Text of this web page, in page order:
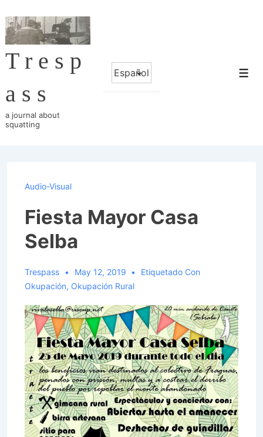
Saltar
al
contenido
Tresp
ass
a journal about
squatting
Elegir
un
Audio-Visual
Fiesta Mayor Casa
Selba
Trespass May 12, 2019
Etiquetado Con
Okupación, Okupación Rural